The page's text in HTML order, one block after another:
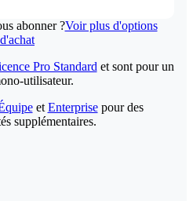
abonner ?Voir plus d'options
d'achat
Pro Standard et sont pour un
utilisateur.
et Enterprisepour des
supplémentaires.